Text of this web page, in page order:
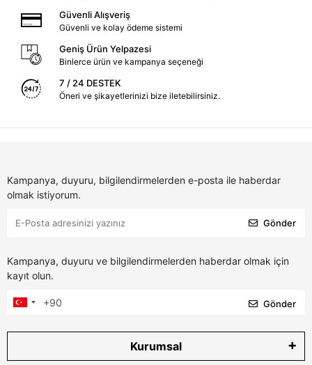
Güvenli Alışveriş
Güvenli ve kolay ödeme sistemi
Geniş Ürün Yelpazesi
Binlerce ürün ve kampanya seçeneği
7 / 24 DESTEK
Öneri ve şikayetlerinizi bize iletebilirsiniz.
Kampanya, duyuru, bilgilendirmelerden e-posta ile haberdar
olmak istiyorum.
Gönder
Kampanya, duyuru ve bilgilendirmelerden haberdar olmak için
kayıt olun.
Gönder
Kurumsal